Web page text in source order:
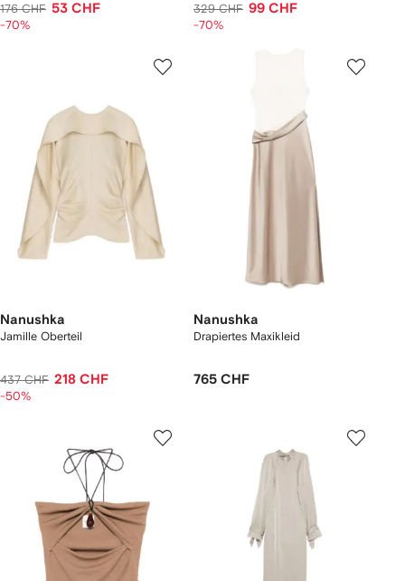
176 CHF 53 CHF
-70%
329 CHF 99 CHF
-70%
Nanushka
Jamille Oberteil
437 CHF 218 CHF
-50%
Nanushka
Drapiertes Maxikleid
765 CHF